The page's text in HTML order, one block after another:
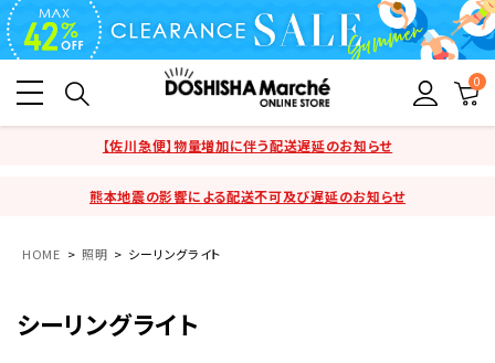
0
【佐川急便】物量増加に伴う配送遅延のお知らせ
熊本地震の影響による配送不可及び遅延のお知らせ
HOME 照明 シーリングライト
シーリングライト